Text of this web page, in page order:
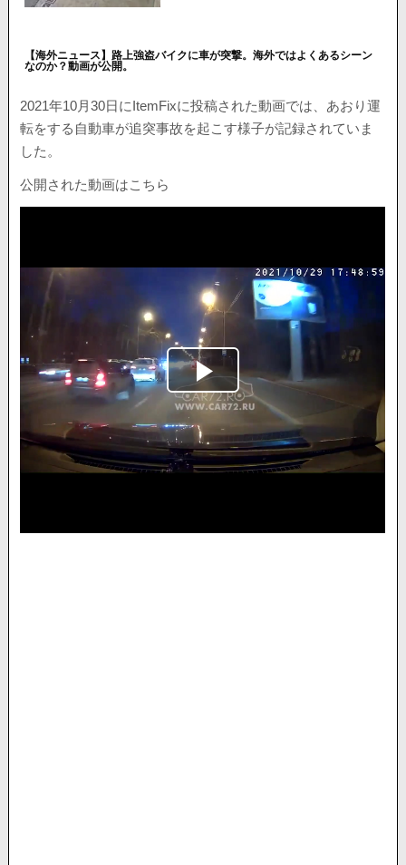
【海外ニュース】路上強盗バイクに車が突撃。海外ではよくあるシーン
なのか？動画が公開。
2021年10月30日にItemFixに投稿された動画では、あおり運
転をする自動車が追突事故を起こす様子が記録されていま
した。
公開された動画はこちら